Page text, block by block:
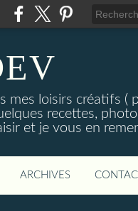
loisirs créatifs (
recettes,
et je vous en
ARCHIVES